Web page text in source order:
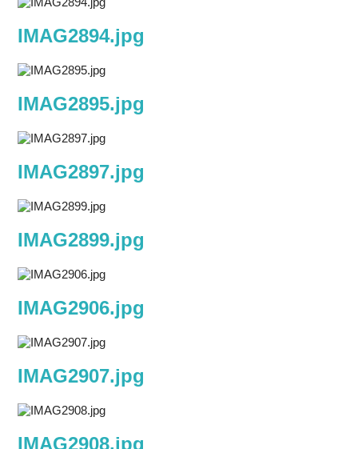
IMAG2894.jpg
IMAG2895.jpg
IMAG2897.jpg
IMAG2899.jpg
IMAG2906.jpg
IMAG2907.jpg
IMAG2908.jpg